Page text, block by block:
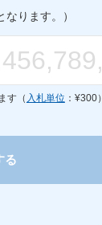
なります。）
す（ 入札単位 ：¥300）